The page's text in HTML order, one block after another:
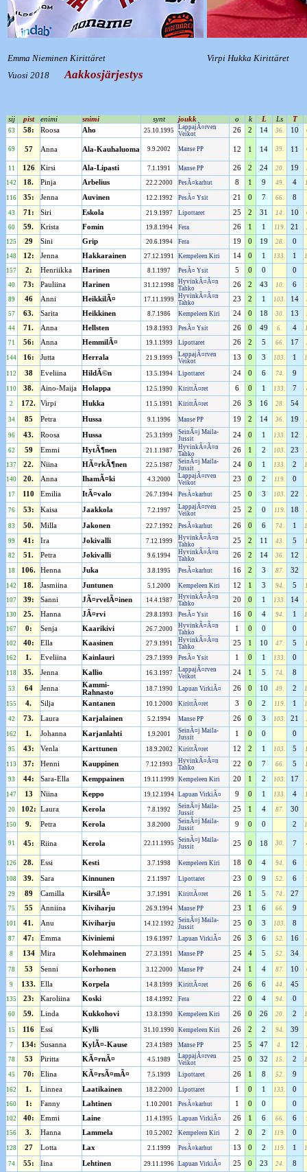
Emma Nieminen Kirittäret
Virpi Hukka Kirittäret
Vuosi 2018
Aakkosjärjestys
sij pist enimi snimi synt joukk o k L Ls T
63 58: Roosa Aho 25.10.1995
LappajÃ¤rven
Veikot
26 2 14 36. 10
69 57 Anna Ala-Kauhaluoma 9.9.2002 Manse PP 12 1 14 39. 11
11 126 Kirsi Ala-Lipasti 7.1.1991 Manse PP 26 2 24 20. 19
142 18. Pinja Arbelius 22.2.2000 PesÃ¤karhut 8 1 9 49. 4
116 35: Jenna Auvinen 12.2.1992 PesÃ¤ Ysit 21 0 7 66. 8
43 71: Siri Eskola 21.9.1997 Lipottaret 25 2 31 14. 10
60 59. Krista Fomin 19.8.1994 Fera 26 1 1 119. 21
125 29 Sini Grip 20.6.1994 Fera 19 0 19 28. 0
148 12: Jenna Hakkarainen 27.12.1991 Kempeleen Kiri 14 0 1 133. 1
157 2: Henriikka Harinen 8.1.1997 PesÃ¤ Ysit 5 0 0 0
40 73: Pauliina Harinen 31.12.1998
HyvinkÃ¤Ã¤n
Tahko
26 2 43 10. 6
89 46 Anni HeikkilÃ¤ 17.11.1999 HyvinkÃ¤Ã¤n
Tahko
23 2 1 103. 14
57 63. Sarita Heikkinen 8.7.1986 Kempeleen Kiri 24 0 18 30. 13
44 71. Anna Hellsten 19.8.1993 PesÃ¤ Ysit 26 0 49 6. 4
71 56: Anna HemmilÃ¤ 19.1.1999 Lipottaret 26 2 5 66. 17
144 16: Jutta Herrala 21.9.1999
LappajÃ¤rven
Veikot
13 0 3 103. 1
112 38 Eveliina HildÃ©n 13.5.1994 Lipottaret 24 0 6 74. 9
110 38. Aino-Maija Holappa 12.5.1990 KirittÃ¤ret 6 0 1 133. 7
2 172. Virpi Hukka 11.5.1991 KirittÃ¤ret 26 3 16 28. 54
34 85 Petra Hussa 9.1.1996 Manse PP 19 2 14 36. 19
96 43. Roosa Hussa 25.3.1999
SeinÃ¤j Maila-
Jussit
24 0 1 133. 12
62 59 Emmi HytÃ¶nen 21.1.1987
HyvinkÃ¤Ã¤n
Tahko
26 1 2 103. 23
137 22. Niina HÃ¤rkÃ¶nen 22.5.1987
SeinÃ¤j Maila-
Jussit
24 0 1 133. 2
140 20. Anna IhamÃ¤ki 4.3.2000
LappajÃ¤rven
Veikot
23 0 2 119. 0
17 110 Emilia ItÃ¤valo 26.7.1994 PesÃ¤karhut 25 0 3 103. 22
76 53: Kaisa Jaakkola 7.2.1997
LappajÃ¤rven
Veikot
25 2 0 119. 18
83 50. Milla Jakonen 22.7.1992 PesÃ¤karhut 26 0 6 74. 1
99 41: Ira Jokivalli 7.12.1999
HyvinkÃ¤Ã¤n
Tahko
25 2 11 43. 5
82 51. Petra Jokivalli 9.6.1994
HyvinkÃ¤Ã¤n
Tahko
26 2 14 36. 12
18 106. Henna Juka 3.8.1995 PesÃ¤karhut 16 2 3 87. 32
142 18. Jasmiina Juntunen 5.1.2000 Kempeleen Kiri 12 1 3 94. 5
107 39: Sanni JÃ¤rvelÃ¤inen 14.4.1987
HyvinkÃ¤Ã¤n
Tahko
20 0 1 133. 14
130 25. Hanna JÃ¤rvi 29.8.1993 PesÃ¤ Ysit 16 0 4 94. 1
167 0: Senja Kaarikivi 26.7.2000
HyvinkÃ¤Ã¤n
Tahko
1 0 0 0
102 40: Ella Kaasinen 27.9.1991
HyvinkÃ¤Ã¤n
Tahko
25 1 10 47. 5
162 1. Eveliina Kainlauri 29.7.1999 PesÃ¤ Ysit 1 0 1 133. 0
118 35. Jenna Kallio 16.3.1997
LappajÃ¤rven
Veikot
24 1 5 74. 8
53 64 Jenna
Kammi-
Rahnasto
18.7.1990 Lapuan VirkiÃ¤ 26 0 10 49. 2
155 4. Silja Kantanen 10.1.2000 KirittÃ¤ret 3 0 2 119. 1
42 73. Laura Karjalainen 5.2.1994 Manse PP 26 0 3 103. 21
162 1. Johanna Karjanlahti 1.9.2001
SeinÃ¤j Maila-
Jussit
1 0 0 0
95 43: Venla Karttunen 18.9.2002 KirittÃ¤ret 12 2 1 103. 5
113 37: Henni Kauppinen 7.12.1993
HyvinkÃ¤Ã¤n
Tahko
22 0 7 66. 5
93 44: Sara-Ella Kemppainen 19.11.1999 Kempeleen Kiri 20 1 2 103. 17
147 13 Niina Keppo 19.12.1994 Lapuan VirkiÃ¤ 9 0 1 133. 4
20 102: Laura Kerola 7.8.1992
SeinÃ¤j Maila-
Jussit
25 1 4 87. 30
150 9. Petra Kerola 3.8.2000
SeinÃ¤j Maila-
Jussit
9 0 0 2
91 45: Riina Kerola 22.11.1995
SeinÃ¤j Maila-
Jussit
25 0 18 30. 7
126 28. Essi Kesti 3.7.1998 Kempeleen Kiri 18 0 4 94. 6
108 39. Sara Kinnunen 2.1.1997 Lipottaret 23 0 9 52. 6
29 89 Camilla KirsilÃ¤ 3.7.1991 KirittÃ¤ret 26 1 5 74. 27
75 55 Anniina Kiviharju 26.9.1994 Manse PP 23 1 6 66. 9
101 41. Anu Kiviharju 14.12.1992
SeinÃ¤j Maila-
Jussit
25 0 3 103. 8
87 47: Emma Kiviniemi 19.6.1997 Lapuan VirkiÃ¤ 26 3 6 52. 16
8 134 Mira Kolehmainen 27.3.1991 Manse PP 25 4 5 52. 34
78 53 Senni Korhonen 3.12.2000 Manse PP 24 1 4 87. 10
9 133. Ella Korpela 14.8.1999 KirittÃ¤ret 26 6 6 44. 45
135 23: Karoliina Koski 18.4.1992 Fera 22 0 4 94. 0
60 59. Linda Kukkohovi 13.8.1990 Kempeleen Kiri 26 0 26 20. 2
15 116 Essi Kylli 31.10.1990 Kempeleen Kiri 26 2 2 94. 39
7 134: Susanna KylÃ¤-Kause 23.4.1989 Manse PP 25 5 47 4. 12
78 53 Piritta KÃ¤rnÃ¤ 4.5.1989
LappajÃ¤rven
Veikot
25 0 32 15. 2
45 70: Elina KÃ¤rsÃ¤mÃ¤ 7.5.1999 Lipottaret 26 1 8 52. 9
162 1. Linnea Laatikainen 18.2.2000 Lipottaret 1 0 1 133. 0
160 1: Fanny Lahtinen 1.10.2001 PesÃ¤karhut 1 0 0 0
102 40: Emmi Laine 11.4.1995 Lapuan VirkiÃ¤ 26 1 6 66. 6
156 3. Hanna Lammela 10.5.2002 Kempeleen Kiri 2 0 2 119. 0
128 27 Lotta Lax 2.1.1999 PesÃ¤karhut 13 0 2 119. 1
74 55: Iina Lehtinen 29.11.1996 Lapuan VirkiÃ¤ 25 0 23 24. 8